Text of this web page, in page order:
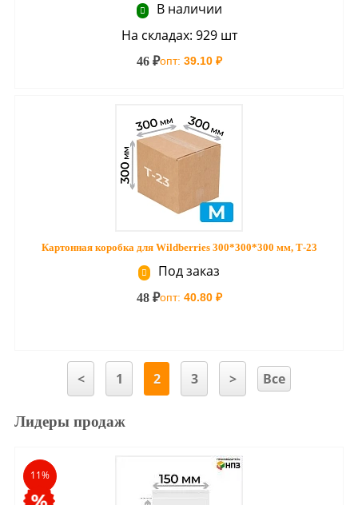
В наличии
На складах: 929 шт
46 ₽опт: 39.10 ₽
Картонная коробка для Wildberries 300*300*300 мм, Т-23
Под заказ
48 ₽опт: 40.80 ₽
< 1 2 3 > Все
Лидеры продаж
11%